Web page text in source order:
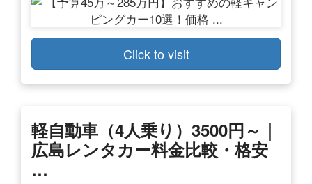
Click to visit
軽自動車（4人乗り）3500円～｜
広島レンタカー料金比較・格安
…